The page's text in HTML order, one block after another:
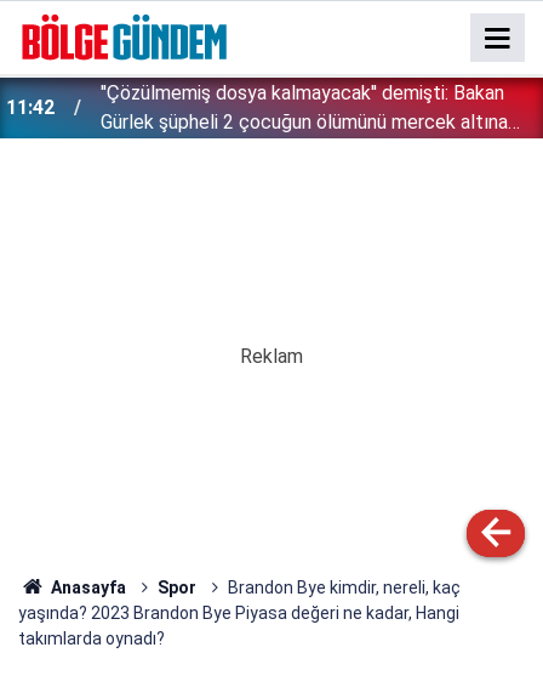
11:28
İsrail zulümde sınır tanımıyor: Bu kez kendi
vatandaşlarını hedef aldı!
Anasayfa Spor
Brandon Bye kimdir, nereli, kaç
yaşında? 2023 Brandon Bye Piyasa değeri ne kadar, Hangi
takımlarda oynadı?